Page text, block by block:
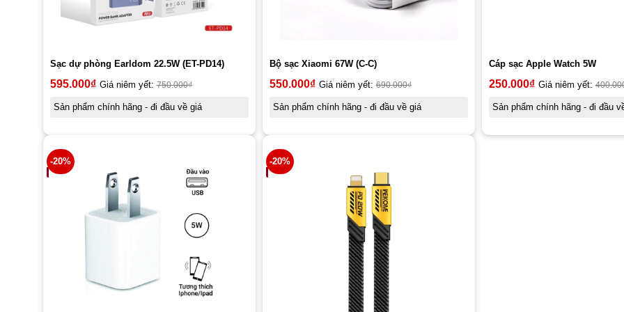
Sạc dự phòng Earldom 22.5W (ET-PD14)
595.000₫ Giá niêm yết:750.000₫
Sản phẩm chính hãng - đi đầu về giá
Bộ sạc Xiaomi 67W (C-C)
550.000₫ Giá niêm yết:690.000₫
Sản phẩm chính hãng - đi đầu về giá
Cáp sạc Apple Watch 5W
250.000₫ Giá niêm yết:
Sản phẩm chính hãng - đi đầu
-20% -20%